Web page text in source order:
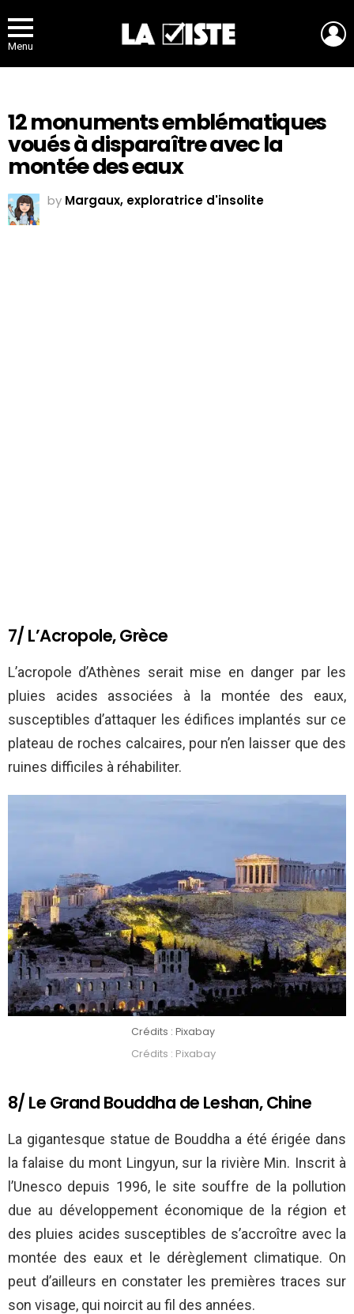
Menu
12 monuments emblématiques
voués à disparaître avec la
montée des eaux
by Margaux, exploratrice d'insolite
7/ L’Acropole, Grèce
L’acropole d’Athènes serait mise en danger par les
pluies acides associées à la montée des eaux,
susceptibles d’attaquer les édifices implantés sur ce
plateau de roches calcaires, pour n’en laisser que des
ruines difficiles à réhabiliter.
Crédits : Pixabay
Crédits : Pixabay
8/ Le Grand Bouddha de Leshan, Chine
La gigantesque statue de Bouddha a été érigée dans
la falaise du mont Lingyun, sur la rivière Min. Inscrit à
l’Unesco depuis 1996, le site souffre de la pollution
due au développement économique de la région et
des pluies acides susceptibles de s’accroître avec la
montée des eaux et le dérèglement climatique. On
peut d’ailleurs en constater les premières traces sur
son visage, qui noircit au fil des années.